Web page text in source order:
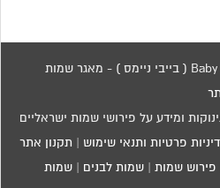
כל הזכויות שמורות 2015 Baby Names ( בייבי ניימס ) - מאגר שמות
ומידע על פירושי שמות ישראליים
פרטיות ותנאי שימוש תקנון אתר
פירוש שמות |שמות לבנים |שמות